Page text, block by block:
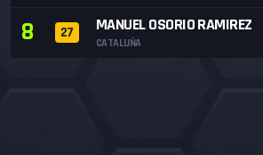
8 27 MANUEL OSORIO RAMIREZ
CATALUÑA